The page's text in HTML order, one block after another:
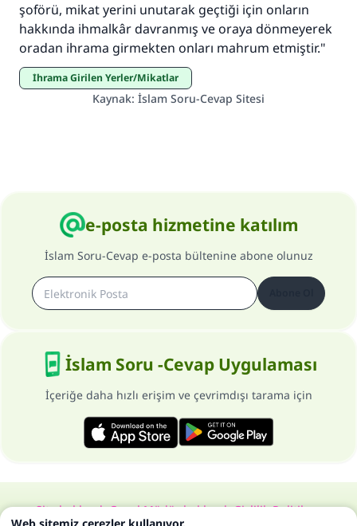
şoförü, mikat yerini unutarak geçtiği için onların
hakkında ihmalkâr davranmış ve oraya dönmeyerek
oradan ihrama girmekten onları mahrum etmiştir."
İhrama Girilen Yerler/Mikatlar
Kaynak: İslam Soru-Cevap Sitesi
e-posta hizmetine katılım
İslam Soru-Cevap e-posta bültenine abone olunuz
İslam Soru -Cevap Uygulaması
İçeriğe daha hızlı erişim ve çevrimdışı tarama için
Site hakkındaGenel Müdür hakkındaGizlilik Politikası